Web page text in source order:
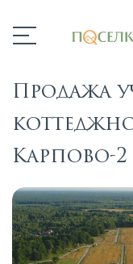
Продажа
Карпово-2